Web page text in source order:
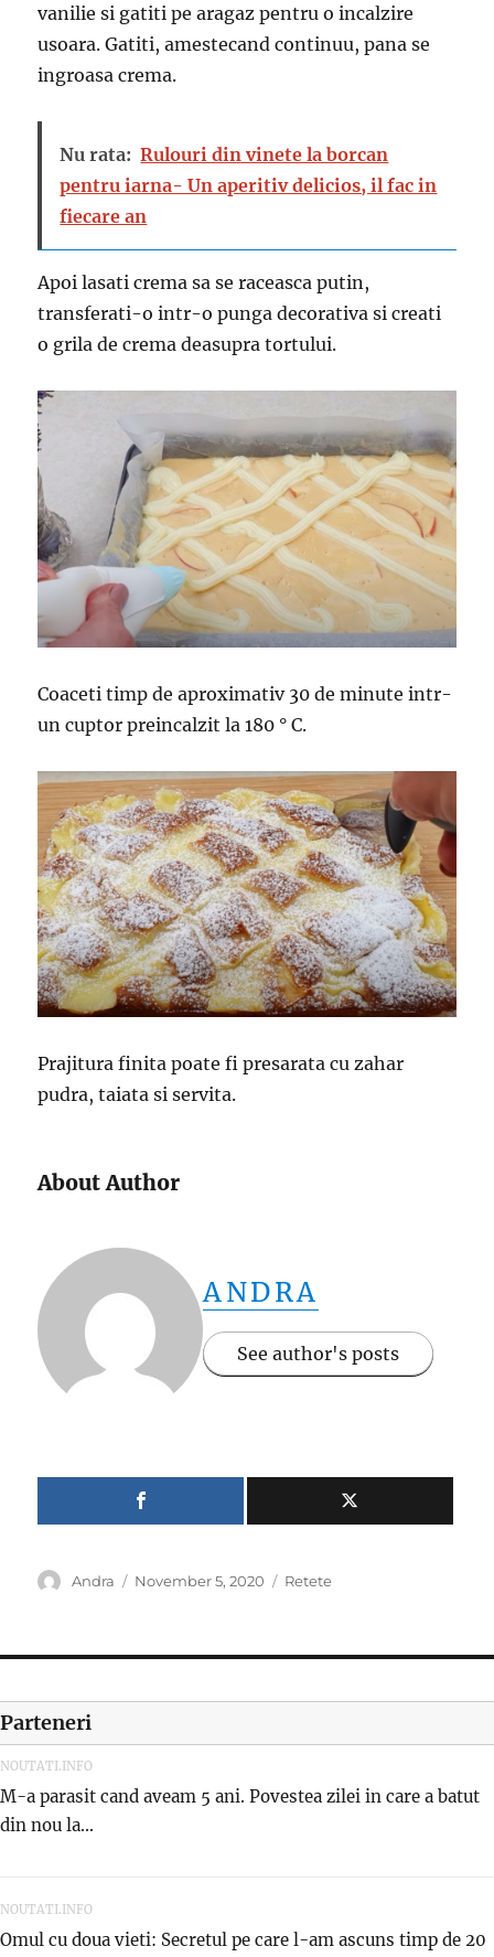
vanilie si gatiti pe aragaz pentru o incalzire
usoara. Gatiti, amestecand continuu, pana se
ingroasa crema.
Nu rata: Rulouri din vinete la borcan
pentru iarna- Un aperitiv delicios, il fac in
fiecare an
Apoi lasati crema sa se raceasca putin,
transferati-o intr-o punga decorativa si creati
o grila de crema deasupra tortului.
Coaceti timp de aproximativ 30 de minute intr-
un cuptor preincalzit la 180 ° C.
Prajitura finita poate fi presarata cu zahar
pudra, taiata si servita.
About Author
ANDRA
See author's posts
Author
Andra
Posted
November 5, 2020 Categories
Retete
Parteneri
NOUTATI.INFO
M-a parasit cand aveam 5 ani. Povestea zilei in care a batut
din nou la...
NOUTATI.INFO
Omul cu doua vieti: Secretul pe care l-am ascuns timp de 20